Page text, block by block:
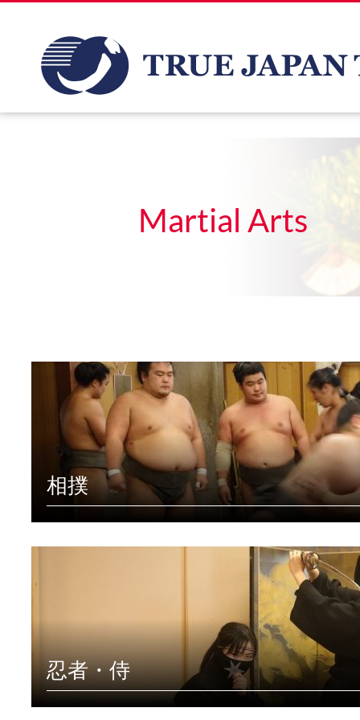
Martial Arts
相撲
忍者・侍